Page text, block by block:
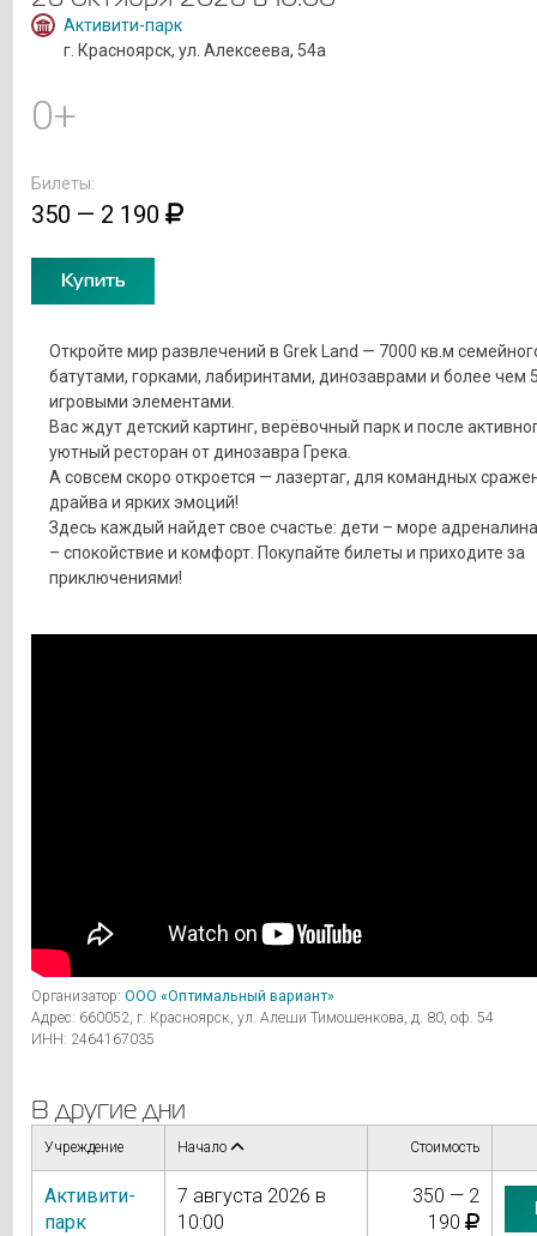
Активити-парк
г. Красноярск, ул. Алексеева, 54а
0+
Билеты:
350 — 2 190
Купить
Откройте мир развлечений в Grek Land — 7000 кв.м
батутами, горками, лабиринтами, динозаврами и более чем
игровыми элементами.
Вас ждут детский картинг, верёвочный парк и после
уютный ресторан от динозавра Грека.
А совсем скоро откроется — лазертаг, для командных
драйва и ярких эмоций!
Здесь каждый найдет свое счастье: дети – море
– спокойствие и комфорт. Покупайте билеты и приходите за
приключениями!
Организатор: ООО «Оптимальный вариант»
Адрес: 660052, г. Красноярск, ул. Алеши Тимошенкова, д. 80, оф. 54
ИНН: 2464167035
В другие дни
Учреждение Начало Стоимость
Активити-
парк
7 августа 2026 в
10:00
350 — 2
190